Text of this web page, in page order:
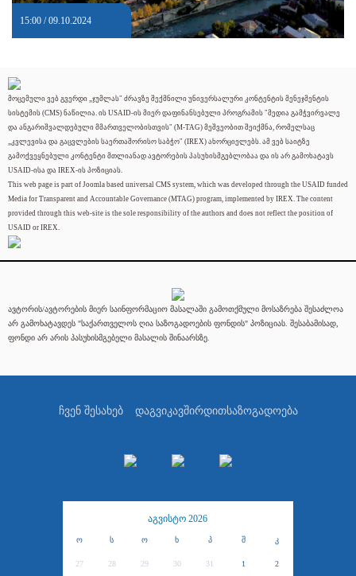
15:00 / 09.10.2024
მოცემული ვებ გვერდი „ჯუმლას" ძრავზე შექმნილი უნივერსალური კონტენტის მენეჯმენტის
სისტემის (CMS) ნაწილია. ის USAID-ის მიერ დაფინანსებული პროგრამის "მედია გამჭვირვალე
და ანგარიშვალდებული მმართველობისთვის" (M-TAG) მეშვეობით შეიქმნა, რომელსაც
„კვლევისა და გაცვლების საერთაშორისო საბჭო" (IREX) ახორციელებს. ამ ვებ საიტზე
გამოქვეყნებული კონტენტი მთლიანად ავტორების პასუხისმგებლობაა და ის არ გამოხატავს
USAID-ისა და IREX-ის პოზიციას.
This web page is part of Joomla based universal CMS system, which was developed through the USAID funded
Media for Transparent and Accountable Governance (MTAG) program, implemented by IREX. The content
provided through this web-site is the sole responsibility of the authors and does not reflect the position of
USAID or IREX.
ავტორის/ავტორების მიერ საინფორმაციო მასალაში გამოთქმული მოსაზრება შესაძლოა
არ გამოხატავდეს "საქართველოს ღია საზოგადოების ფონდის" პოზიციას. შესაბამისად,
ფონდი არ არის პასუხისმგებელი მასალის შინაარსზე.
ჩვენ შესახებ დაგვიკავშირდითსაზოგადოება
აგვისტო 2026
ო ს ო ხ პ შ კ
27 28 29 30 31 1 2